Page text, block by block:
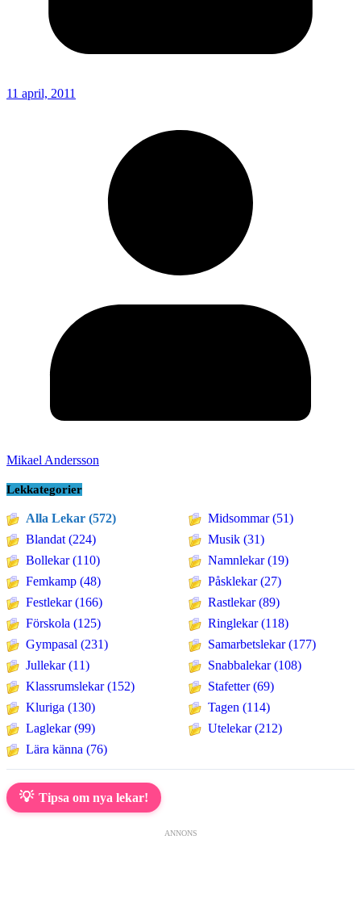
11 april, 2011
Mikael Andersson
Lekkategorier
Alla Lekar (572)
Blandat (224)
Bollekar (110)
Femkamp (48)
Festlekar (166)
Förskola (125)
Gympasal (231)
Jullekar (11)
Klassrumslekar (152)
Kluriga (130)
Laglekar (99)
Lära känna (76)
Midsommar (51)
Musik (31)
Namnlekar (19)
Påsklekar (27)
Rastlekar (89)
Ringlekar (118)
Samarbetslekar (177)
Snabbalekar (108)
Stafetter (69)
Tagen (114)
Utelekar (212)
💡 Tipsa om nya lekar!
ANNONS